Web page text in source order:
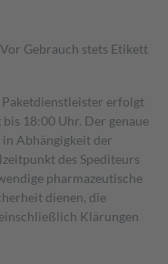
Gebrauch stets Etikett
Paketdienstleister erfolgt
18:00 Uhr. Der genaue
Abhängigkeit der
des Spediteurs
pharmazeutische
dienen, die
Klärungen